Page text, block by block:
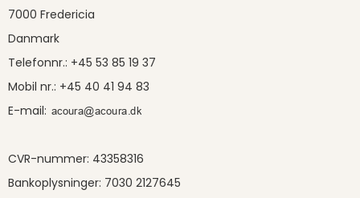
7000 Fredericia
Danmark
Telefonnr.: +45 53 85 19 37
Mobil nr.: +45 40 41 94 83
E-mail:
CVR-nummer: 43358316
Bankoplysninger: 7030 2127645